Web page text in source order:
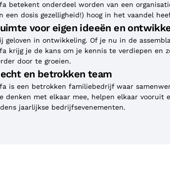
betekent onderdeel worden van een
een dosis gezelligheid!) hoog in het vaandel
voor eigen ideeën en
geloven in ontwikkeling. Of je nu in de
krijg je de kans om je kennis te verdiepen en
door te groeien.
en betrokken team
is een betrokken familiebedrijf waar
denken met elkaar mee, helpen elkaar vooruit
jaarlijkse bedrijfsevenementen.